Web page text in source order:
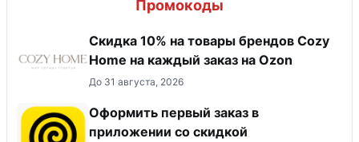
Промокоды
Скидка 10% на товары брендов Cozy
Home на каждый заказ на Оzon
До 31 августа, 2026
Оформить первый заказ в
приложении со скидкой